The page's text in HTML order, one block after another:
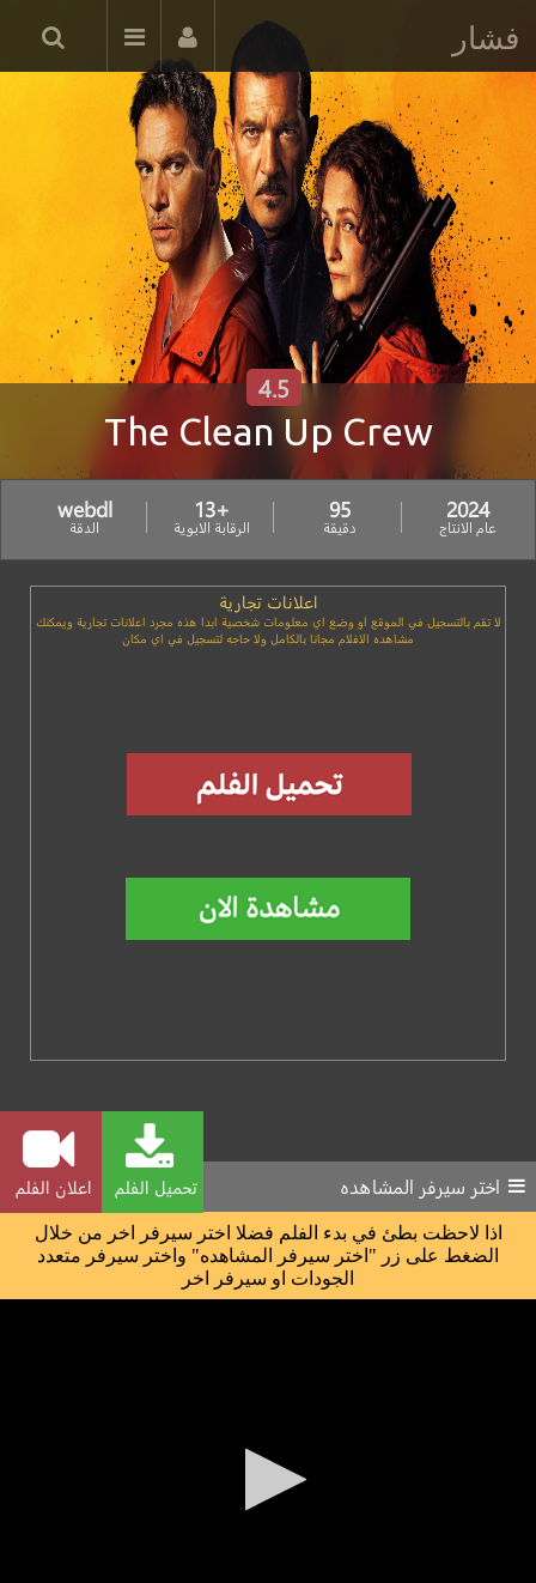
فشار
The Clean Up Crew
4.5
2024
عام الانتاج
95
دقيقة
+13
الرقابة الابوية
webdl
الدقة
اعلانات تجارية
لا تقم بالتسجيل في الموقع او وضع اي معلومات شخصية ابدا هذه مجرد اعلانات تجارية ويمكنك
مشاهده الافلام مجانا بالكامل ولا حاجه لتسجيل في اي مكان
تحميل الفلم اعلان الفلم اختر سيرفر المشاهده
اذا لاحظت بطئ في بدء الفلم فضلا اختر سيرفر اخر من خلال
الضغط على زر "اختر سيرفر المشاهده" واختر سيرفر متعدد
الجودات او سيرفر اخر